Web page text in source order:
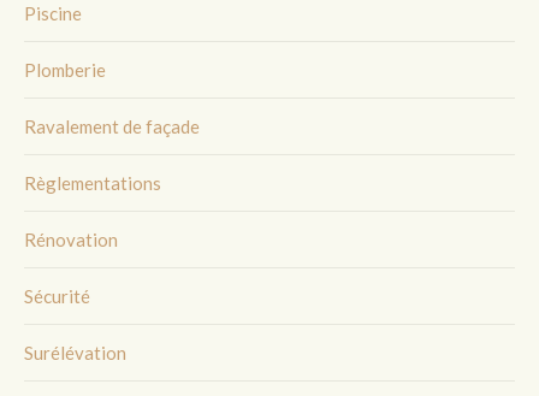
Piscine
Plomberie
Ravalement de façade
Règlementations
Rénovation
Sécurité
Surélévation